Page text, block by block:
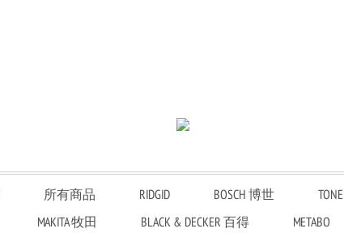
所有商品 RIDGID BOSCH 博世 TONE
MAKITA 牧田 BLACK & DECKER 百得 METABO